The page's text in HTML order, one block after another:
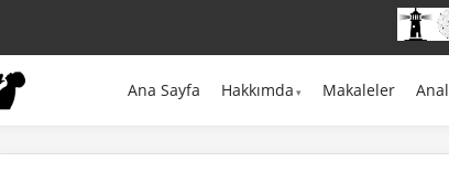
Ana Sayfa Hakkımda Makaleler